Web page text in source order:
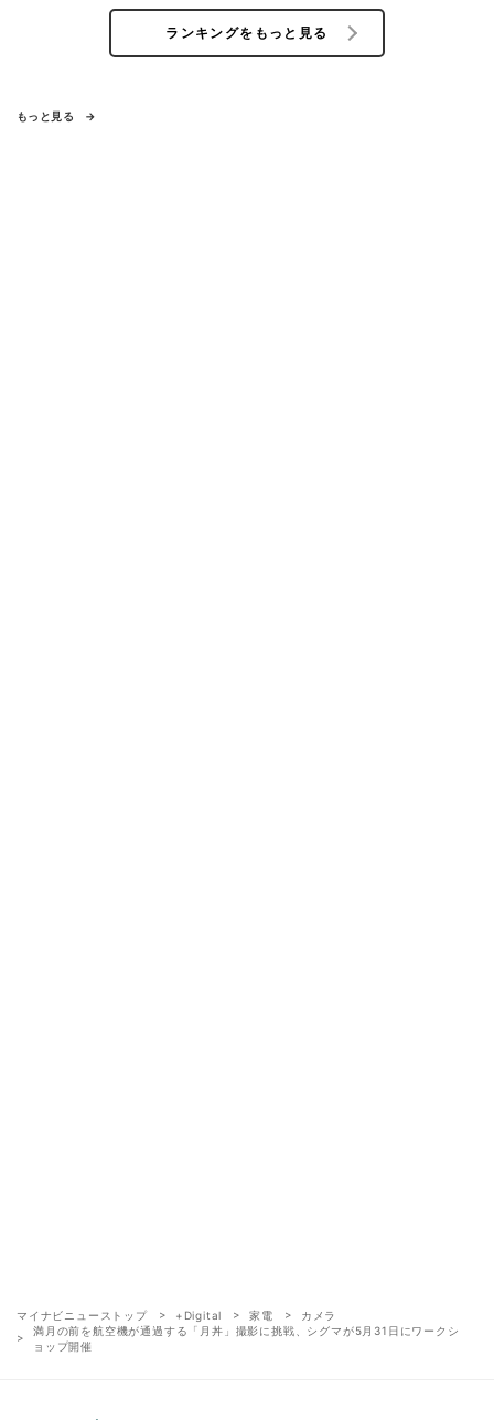
ランキングをもっと見る
もっと見る
マイナビニューストップ +Digital 家電
カメラ
満月の前を航空機が通過する「月丼」撮影に挑戦、シグマが5月31日にワークシ
ョップ開催